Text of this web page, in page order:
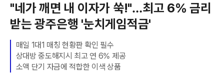
"네가 깨면 내 이자가 쑥!"…최고 6% 금리
받는 광주은행 '눈치게임적금'
매일 1대1 매칭 현황판 확인 필수
상대방 중도해지시 최고 연 6% 제공
소액 단기 자금에 적합한 이색 상품